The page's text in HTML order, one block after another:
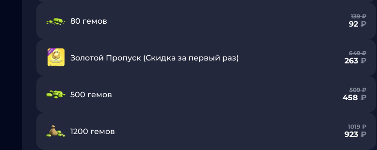
80 гемов
139₽
92 ₽
Золотой Пропуск (Скидка за первый раз)
649₽
263 ₽
500 гемов
509₽
458 ₽
1200 гемов
1019₽
923 ₽